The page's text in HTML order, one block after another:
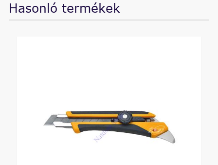
Hasonló termékek